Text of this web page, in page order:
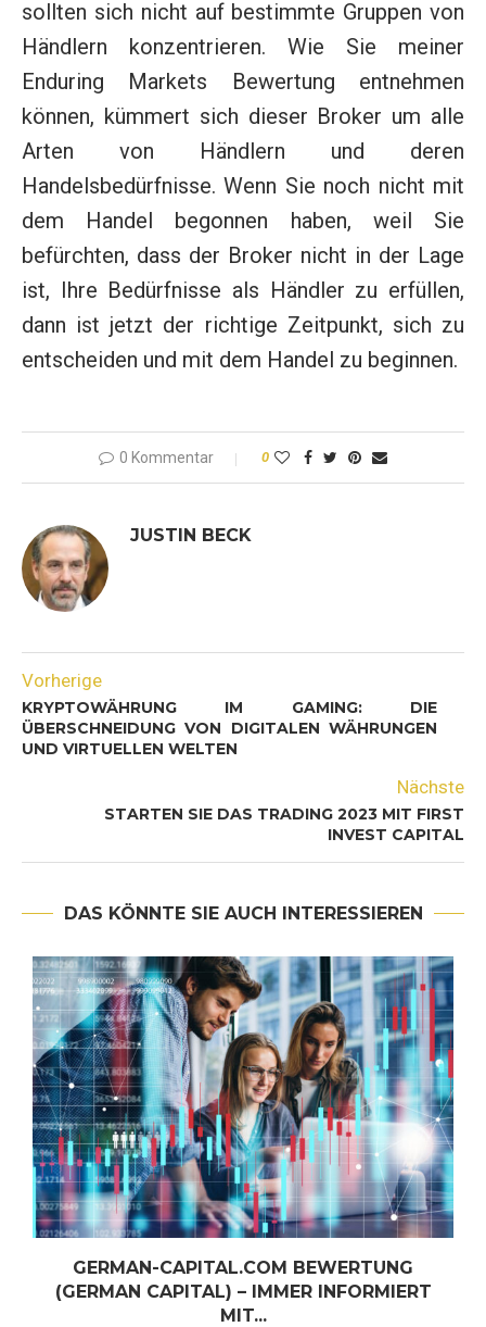
sollten sich nicht auf bestimmte Gruppen von
Händlern konzentrieren. Wie Sie meiner
Enduring Markets Bewertung entnehmen
können, kümmert sich dieser Broker um alle
Arten von Händlern und deren
Handelsbedürfnisse. Wenn Sie noch nicht mit
dem Handel begonnen haben, weil Sie
befürchten, dass der Broker nicht in der Lage
ist, Ihre Bedürfnisse als Händler zu erfüllen,
dann ist jetzt der richtige Zeitpunkt, sich zu
entscheiden und mit dem Handel zu beginnen.
0 Kommentar 0
JUSTIN BECK
Vorherige
KRYPTOWÄHRUNG IM GAMING: DIE
ÜBERSCHNEIDUNG VON DIGITALEN WÄHRUNGEN
UND VIRTUELLEN WELTEN
Nächste
STARTEN SIE DAS TRADING 2023 MIT FIRST
INVEST CAPITAL
DAS KÖNNTE SIE AUCH INTERESSIEREN
GERMAN-CAPITAL.COM BEWERTUNG
(GERMAN CAPITAL) – IMMER INFORMIERT
MIT...